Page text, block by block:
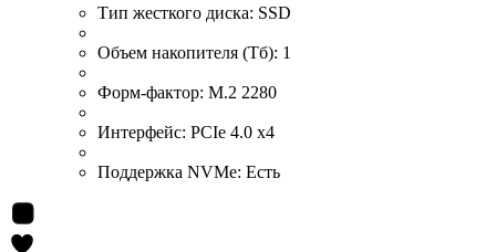
Тип жесткого диска: SSD
Объем накопителя (Тб): 1
Форм-фактор: M.2 2280
Интерфейс: PCIe 4.0 x4
Поддержка NVMe: Есть